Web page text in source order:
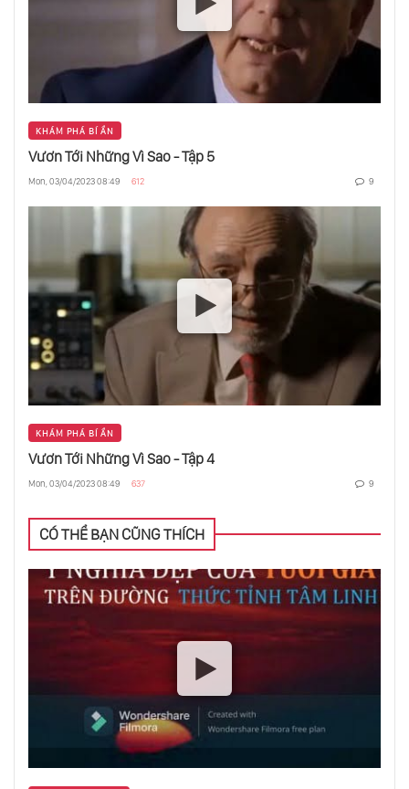
KHÁM PHÁ BÍ ẨN
Vươn Tới Những Vì Sao - Tập 5
Mon, 03/04/2023 08:49 612 9
KHÁM PHÁ BÍ ẨN
Vươn Tới Những Vì Sao - Tập 4
Mon, 03/04/2023 08:49 637 9
CÓ THỂ BẠN CŨNG THÍCH